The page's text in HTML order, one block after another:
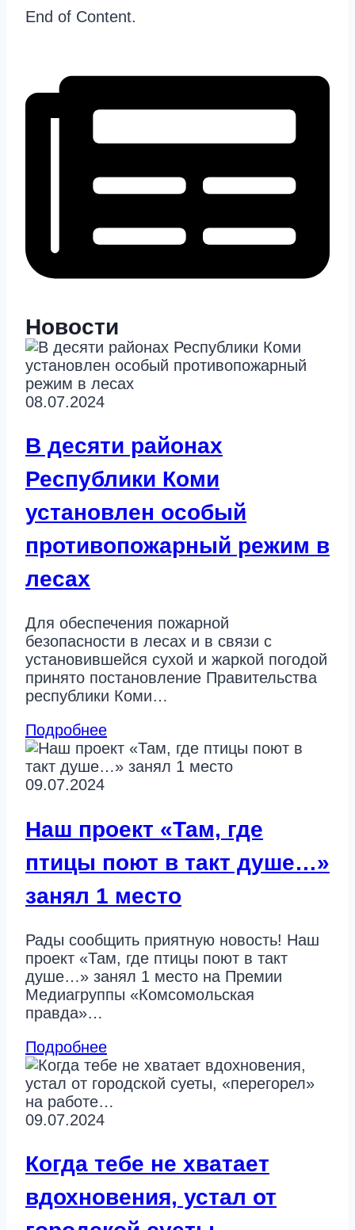
End of Content.
Новости
08.07.2024
В десяти районах
Республики Коми
установлен особый
противопожарный режим в
лесах
Для обеспечения пожарной
безопасности в лесах и в связи с
установившейся сухой и жаркой погодой
принято постановление Правительства
республики Коми…
Подробнее
09.07.2024
Наш проект «Там, где
птицы поют в такт душе…»
занял 1 место
Рады сообщить приятную новость! Наш
проект «Там, где птицы поют в такт
душе…» занял 1 место на Премии
Медиагруппы «Комсомольская
правда»…
Подробнее
09.07.2024
Когда тебе не хватает
вдохновения, устал от